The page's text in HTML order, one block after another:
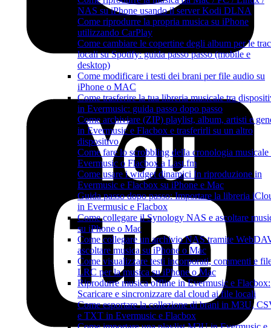
NAS su iPhone usando il server Kodi DLNA
Come riprodurre la propria musica su iPhone
utilizzando CarPlay
Come cambiare le copertine degli album per le
locali su Spotify: guida passo passo (mobile e
desktop)
Come modificare i testi dei brani per file audio su
iPhone o MAC
Come trasferire la tua libreria musicale tra
in Evermusic: guida passo dopo passo
Come archiviare (ZIP) playlist, album, artisti e
in Evermusic e Flacbox e trasferirli su un altro
dispositivo
Come fare lo scrobbling della cronologia musicale
Evermusic o Flacbox a Last.fm
Come usare i widget dinamici In riproduzione in
Evermusic e Flacbox su iPhone e Mac
Guida passo dopo passo: Importare la libreria
in Evermusic e Flacbox
Come collegare il Synology NAS e ascoltare
su iPhone o Mac
Come collegare un archivio NAS tramite
ascoltare musica su iPhone o Mac
Come visualizzare testi incorporati, commenti e
LRC per la musica su iPhone o Mac
Riprodurre musica offline in Evermusic e Flacbox:
Scaricare e sincronizzare dal cloud ai file locali
Come esportare la collezione di brani in M3U,
e TXT in Evermusic e Flacbox